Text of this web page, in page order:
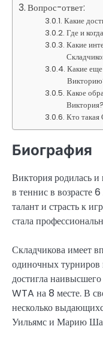
Вопрос-ответ:
Какие
Где и
Какие
Какие
Какое
Виктория?
Кто такая
Биография
Виктория родилась и
в теннис в возрасте
талант и страсть к
стала
Складчикова имеет
одиночных
достигла
WTA на 8 месте. В
несколько
Уильямс и Марию